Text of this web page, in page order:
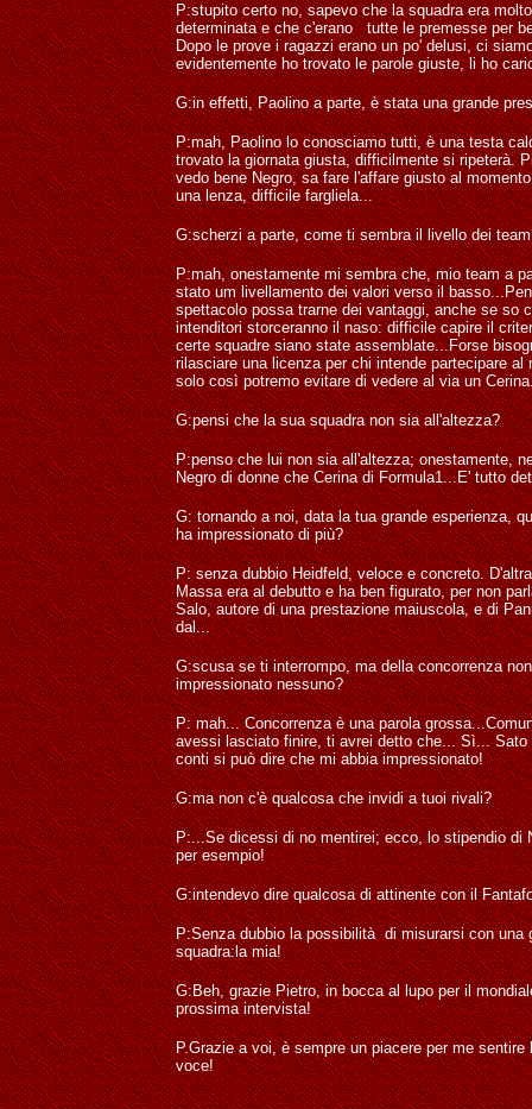
P:stupito certo no, sapevo che la squadra era molto
determinata e che c'erano tutte le premesse per
Dopo le prove i ragazzi erano un po' delusi, ci
evidentemente ho trovato le parole giuste, li ho
G:in effetti, Paolino a parte, è stata una grande
P:mah, Paolino lo conosciamo tutti, è una testa
trovato la giornata giusta, difficilmente si ripeterà.
vedo bene Negro, sa fare l'affare giusto al
una lenza, difficile fargliela...
G:scherzi a parte, come ti sembra il livello dei
P:mah, onestamente mi sembra che, mio team a
stato um livellamento dei valori verso il
spettacolo possa trarne dei vantaggi, anche se so
intenditori storceranno il naso: difficile capire il
certe squadre siano state assemblate...Forse
rilasciare una licenza per chi intende partecipare al
solo così potremo evitare di vedere al via un
G:pensi che la sua squadra non sia all'altezza?
P:penso che lui non sia all'altezza; onestamente,
Negro di donne che Cerina di Formula1...E' tutto
G: tornando a noi, data la tua grande esperienza,
ha impressionato di più?
P: senza dubbio Heidfeld, veloce e concreto.
Massa era al debutto e ha ben figurato, per non
Salo, autore di una prestazione maiuscola, e di
dal...
G:scusa se ti interrompo, ma della concorrenza
impressionato nessuno?
P: mah... Concorrenza è una parola
avessi lasciato finire, ti avrei detto che... Sì... Sato
conti si può dire che mi abbia impressionato!
G:ma non c'è qualcosa che invidi a tuoi rivali?
P:...Se dicessi di no mentirei; ecco, lo stipendio di
per esempio!
G:intendevo dire qualcosa di attinente con il
P:Senza dubbio la possibilità di misurarsi con una
squadra:la mia!
G:Beh, grazie Pietro, in bocca al lupo per il
prossima intervista!
P.Grazie a voi, è sempre un piacere per me sentire
voce!